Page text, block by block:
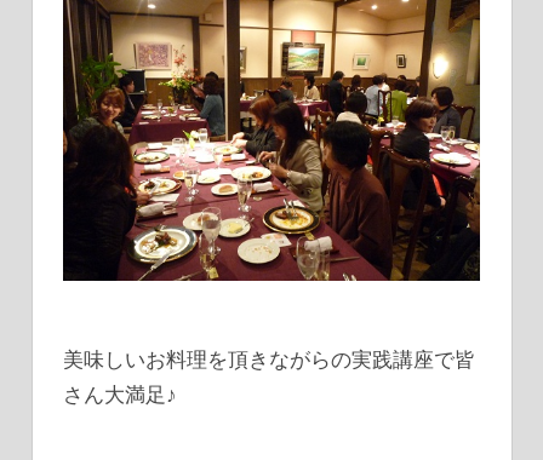
美味しいお料理を頂きながらの実践講座で皆
さん大満足♪